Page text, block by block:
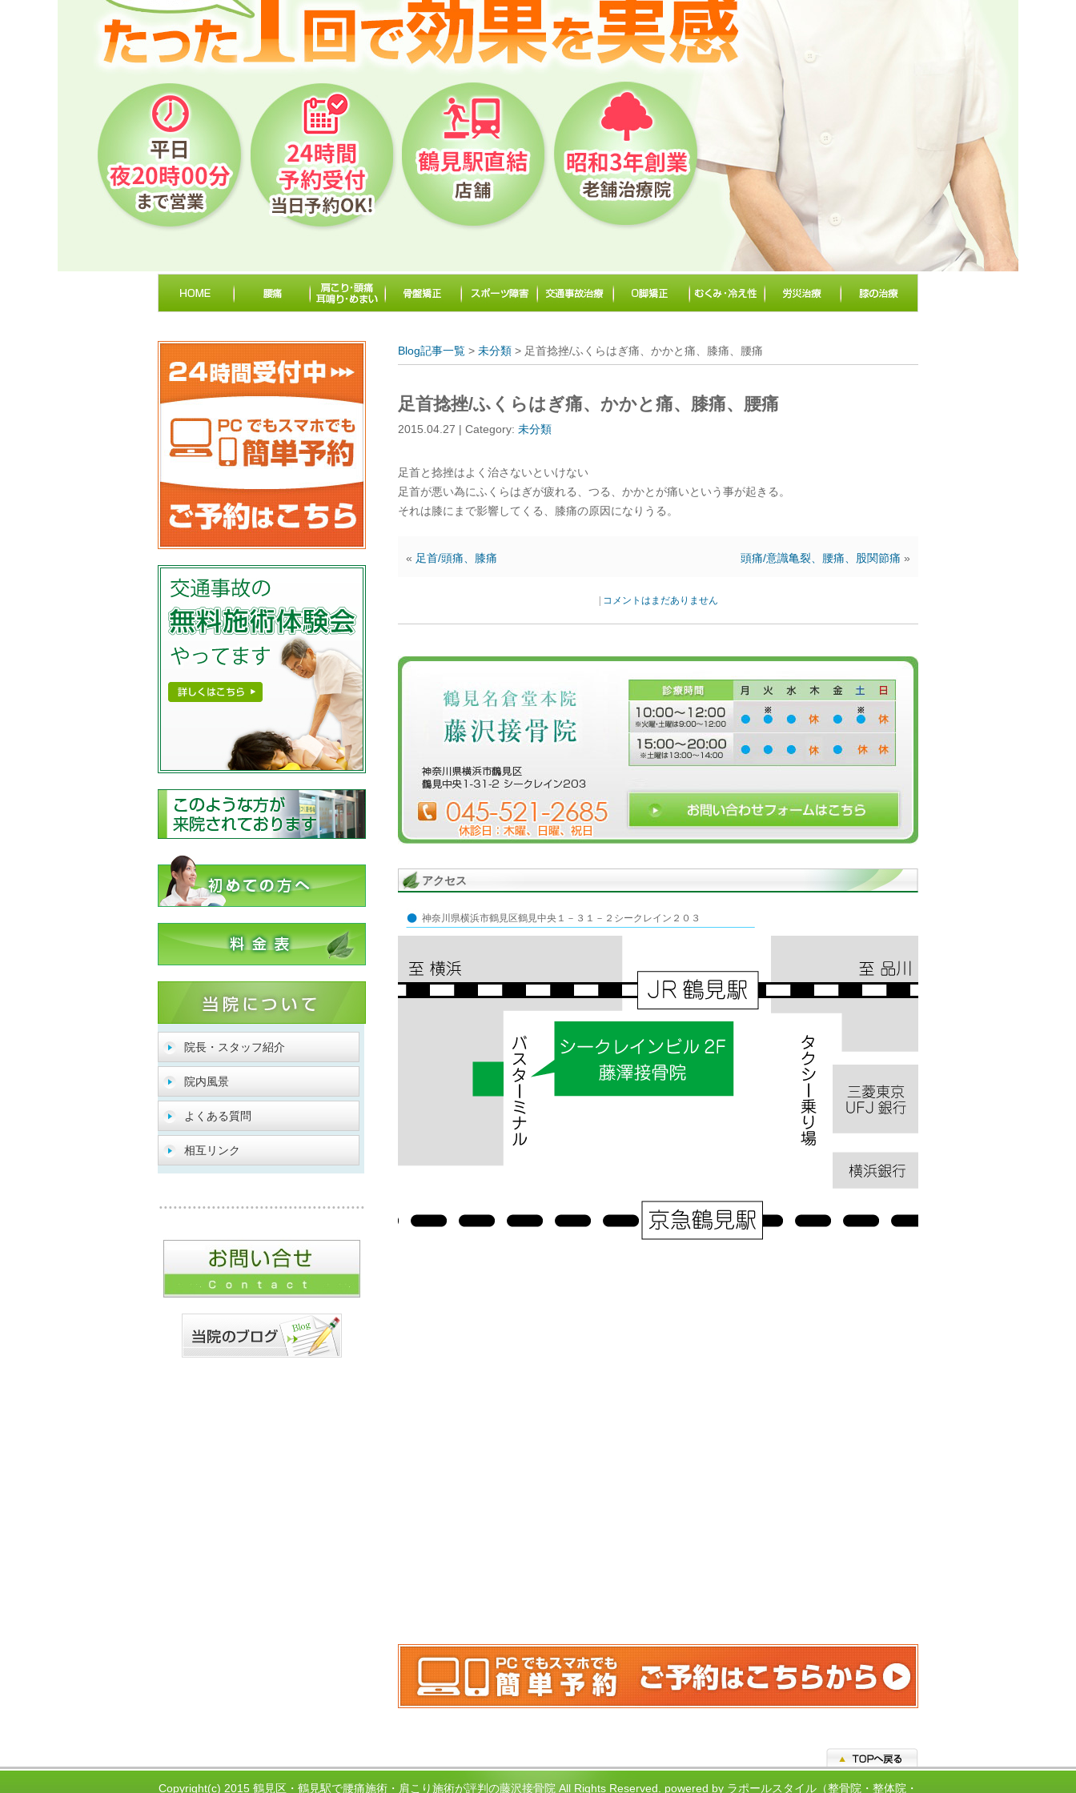
院長・スタッフ紹介
院内風景
よくある質問
相互リンク
Blog記事一覧 > 未分類 > 足首捻挫/ふくらはぎ痛、かかと痛、膝痛、腰痛
足首捻挫/ふくらはぎ痛、かかと痛、膝痛、腰痛
2015.04.27 | Category: 未分類
足首と捻挫はよく治さないといけない
足首が悪い為にふくらはぎが疲れる、つる、かかとが痛いという事が起きる。
それは膝にまで影響してくる、膝痛の原因になりうる。
頭痛/意識亀裂、腰痛、股関節痛 »
« 足首/頭痛、膝痛
コメントはまだありません
アクセス
神奈川県横浜市鶴見区鶴見中央１－３１－２シークレイン２０３
Copyright(c) 2015 鶴見区・鶴見駅で腰痛施術・肩こり施術が評判の藤沢接骨院 All Rights Reserved. powered by ラポールスタイル（整骨院・整体院・